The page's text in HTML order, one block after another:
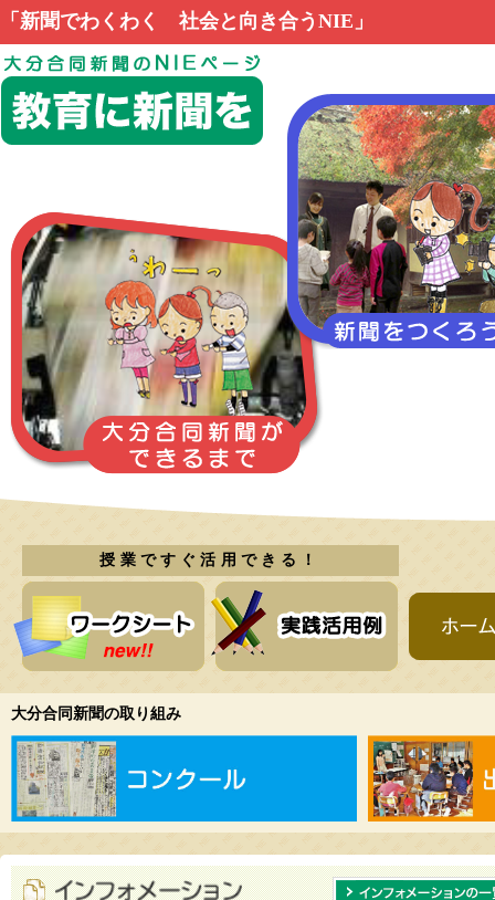
「新聞でわくわく 社会と向き合うNIE」
授業ですぐ活用できる！
大分合同新聞の取り組み